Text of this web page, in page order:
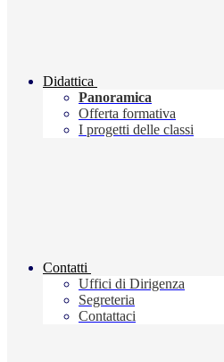
Didattica
Panoramica
Offerta formativa
I progetti delle classi
Contatti
Uffici di Dirigenza
Segreteria
Contattaci